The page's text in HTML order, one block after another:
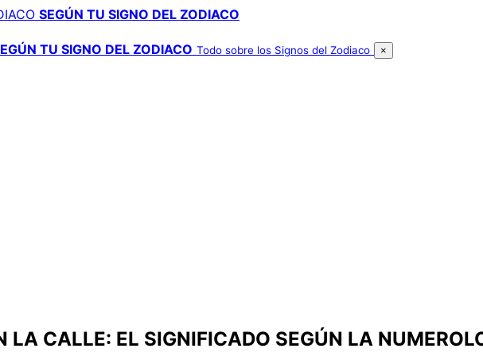
SEGÚN TU SIGNO DEL ZODIACO
TU SIGNO DEL ZODIACO Todo sobre los Signos del Zodiaco ×
LA CALLE: EL SIGNIFICADO SEGÚN LA